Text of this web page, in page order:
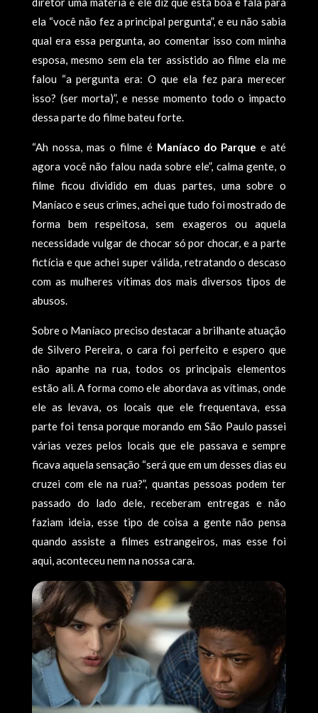
ela “você não fez a principal pergunta”, e eu não sabia
qual era essa pergunta, ao comentar isso com minha
esposa, mesmo sem ela ter assistido ao filme ela me
falou “a pergunta era: O que ela fez para merecer
isso? (ser morta)”, e nesse momento todo o impacto
dessa parte do filme bateu forte.
“Ah nossa, mas o filme é Maníaco do Parque e até
agora você não falou nada sobre ele”, calma gente, o
filme ficou dividido em duas partes, uma sobre o
Maníaco e seus crimes, achei que tudo foi mostrado de
forma bem respeitosa, sem exageros ou aquela
necessidade vulgar de chocar só por chocar, e a parte
fictícia e que achei super válida, retratando o descaso
com as mulheres vítimas dos mais diversos tipos de
abusos.
Sobre o Maníaco preciso destacar a brilhante atuação
de Silvero Pereira, o cara foi perfeito e espero que
não apanhe na rua, todos os principais elementos
estão ali. A forma como ele abordava as vítimas, onde
ele as levava, os locais que ele frequentava, essa
parte foi tensa porque morando em São Paulo passei
várias vezes pelos locais que ele passava e sempre
ficava aquela sensação “será que em um desses dias eu
cruzei com ele na rua?”, quantas pessoas podem ter
passado do lado dele, receberam entregas e não
faziam ideia, esse tipo de coisa a gente não pensa
quando assiste a filmes estrangeiros, mas esse foi
aqui, aconteceu nem na nossa cara.